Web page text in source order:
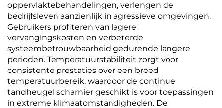
oppervlaktebehandelingen, verlengen de
bedrijfsleven aanzienlijk in agressieve omgevingen.
Gebruikers profiteren van lagere
vervangingskosten en verbeterde
systeembetrouwbaarheid gedurende langere
perioden. Temperatuurstabiliteit zorgt voor
consistente prestaties over een breed
temperatuurbereik, waardoor de continue
tandheugel scharnier geschikt is voor toepassingen
in extreme klimaatomstandigheden. De